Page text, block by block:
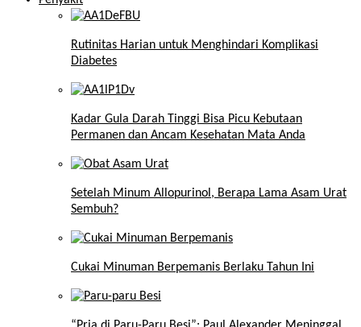
Rutinitas Harian untuk Menghindari Komplikasi
Diabetes
Kadar Gula Darah Tinggi Bisa Picu Kebutaan
Permanen dan Ancam Kesehatan Mata Anda
Setelah Minum Allopurinol, Berapa Lama Asam Urat
Sembuh?
Cukai Minuman Berpemanis Berlaku Tahun Ini